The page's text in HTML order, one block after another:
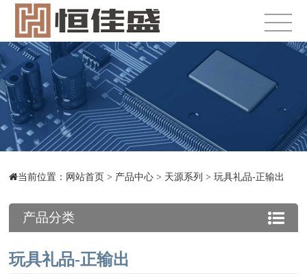
当前位置： 网站首页 > 产品中心 > 天源系列 >玩具礼品-正输出
产品分类
玩具礼品-正输出